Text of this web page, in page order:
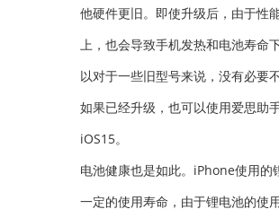
他硬件更旧。即使升级后，由于性
上，也会导致手机发热和电池寿命
以对于一些旧型号来说，没有必要不
如果已经升级，也可以使用爱思助
iOS15。
电池健康也是如此。iPhone使用的
一定的使用寿命，由于锂电池的使